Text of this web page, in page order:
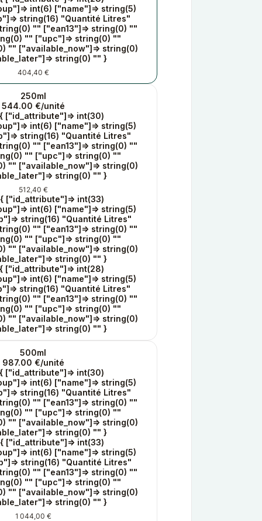
int(6) ["name"]=> string(5)
string(16) "Quantité Litres"
"" ["ean13"]=> string(0) ""
"" ["upc"]=> string(0) ""
"" ["available_now"]=> string(0)
string(0) "" }
404,40 €
250ml
544.00 €/unité
["id_attribute"]=> int(30)
int(6) ["name"]=> string(5)
string(16) "Quantité Litres"
"" ["ean13"]=> string(0) ""
"" ["upc"]=> string(0) ""
"" ["available_now"]=> string(0)
string(0) "" }
512,40 €
["id_attribute"]=> int(33)
int(6) ["name"]=> string(5)
string(16) "Quantité Litres"
"" ["ean13"]=> string(0) ""
"" ["upc"]=> string(0) ""
"" ["available_now"]=> string(0)
string(0) "" }
["id_attribute"]=> int(28)
int(6) ["name"]=> string(5)
string(16) "Quantité Litres"
"" ["ean13"]=> string(0) ""
"" ["upc"]=> string(0) ""
"" ["available_now"]=> string(0)
string(0) "" }
500ml
987.00 €/unité
["id_attribute"]=> int(30)
int(6) ["name"]=> string(5)
string(16) "Quantité Litres"
"" ["ean13"]=> string(0) ""
"" ["upc"]=> string(0) ""
"" ["available_now"]=> string(0)
string(0) "" }
["id_attribute"]=> int(33)
int(6) ["name"]=> string(5)
string(16) "Quantité Litres"
"" ["ean13"]=> string(0) ""
"" ["upc"]=> string(0) ""
"" ["available_now"]=> string(0)
string(0) "" }
1 044,00 €